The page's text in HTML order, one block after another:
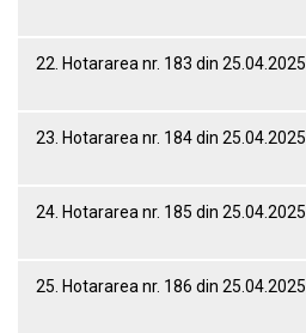
22. Hotararea nr. 183 din 25.04.2025
23. Hotararea nr. 184 din 25.04.2025
24. Hotararea nr. 185 din 25.04.2025
25. Hotararea nr. 186 din 25.04.2025